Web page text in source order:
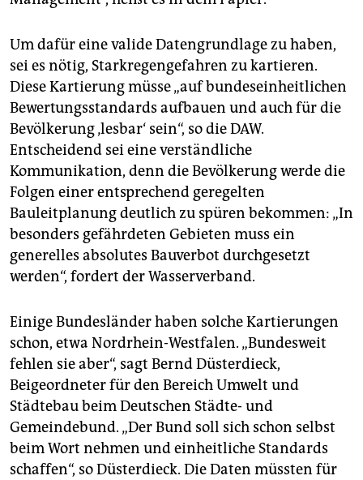
Um dafür eine valide Datengrundlage zu haben,
sei es nötig, Starkregengefahren zu kartieren.
Diese Kartierung müsse „auf bundeseinheitlichen
Bewertungsstandards aufbauen und auch für die
Bevölkerung ‚lesbar‘ sein“, so die DAW.
Entscheidend sei eine verständliche
Kommunikation, denn die Bevölkerung werde die
Folgen einer entsprechend geregelten
Bauleitplanung deutlich zu spüren bekommen: „In
besonders gefährdeten Gebieten muss ein
generelles absolutes Bauverbot durchgesetzt
werden“, fordert der Wasserverband.
Einige Bundesländer haben solche Kartierungen
schon, etwa Nordrhein-Westfalen. „Bundesweit
fehlen sie aber“, sagt Bernd Düsterdieck,
Beigeordneter für den Bereich Umwelt und
Städtebau beim Deutschen Städte- und
Gemeindebund. „Der Bund soll sich schon selbst
beim Wort nehmen und einheitliche Standards
schaffen“, so Düsterdieck. Die Daten müssten für